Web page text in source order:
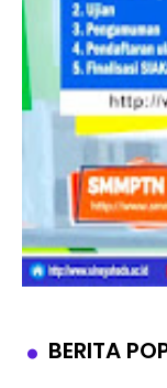
BERITA